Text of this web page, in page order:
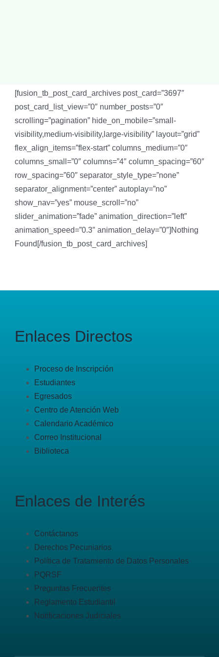
[fusion_tb_post_card_archives post_card=”3697″
post_card_list_view=”0″ number_posts=”0″
scrolling=”pagination” hide_on_mobile=”small-
visibility,medium-visibility,large-visibility” layout=”grid”
flex_align_items=”flex-start” columns_medium=”0″
columns_small=”0″ columns=”4″ column_spacing=”60″
row_spacing=”60″ separator_style_type=”none”
separator_alignment=”center” autoplay=”no”
show_nav=”yes” mouse_scroll=”no”
slider_animation=”fade” animation_direction=”left”
animation_speed=”0.3″ animation_delay=”0″]Nothing
Found[/fusion_tb_post_card_archives]
Enlaces Directos
Proceso de Inscripción
Estudiantes
Egresados
Centro de Atención Web
Calendario Académico
Correo Institucional
Biblioteca
Enlaces de Interés
Contáctanos
Derechos Pecuniarios
Política de Tratamiento de Datos Personales
PQRSF
Preguntas Frecuentes
Reglamento Estudiantil
Notificaciones Judiciales